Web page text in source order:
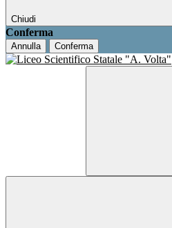
Chiudi
Conferma
Annulla Conferma